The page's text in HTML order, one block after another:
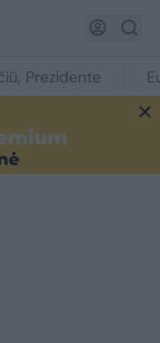
Prezidente